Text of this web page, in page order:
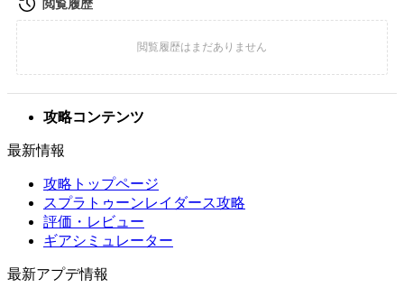
攻略コンテンツ
最新情報
攻略トップページ
スプラトゥーンレイダース攻略
評価・レビュー
ギアシミュレーター
最新アプデ情報